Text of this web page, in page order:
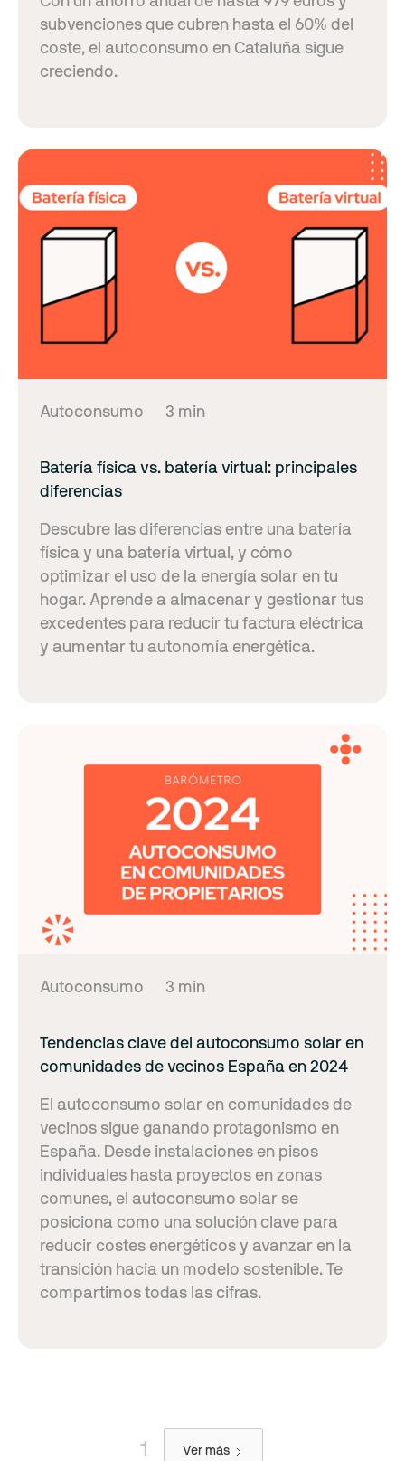
subvenciones que cubren hasta el 60% del
coste, el autoconsumo en Cataluña sigue
creciendo.
Autoconsumo 3 min
Batería física vs. batería virtual: principales
diferencias
Descubre las diferencias entre una batería
física y una batería virtual, y cómo
optimizar el uso de la energía solar en tu
hogar. Aprende a almacenar y gestionar tus
excedentes para reducir tu factura eléctrica
y aumentar tu autonomía energética.
Autoconsumo 3 min
Tendencias clave del autoconsumo solar en
comunidades de vecinos España en 2024
El autoconsumo solar en comunidades de
vecinos sigue ganando protagonismo en
España. Desde instalaciones en pisos
individuales hasta proyectos en zonas
comunes, el autoconsumo solar se
posiciona como una solución clave para
reducir costes energéticos y avanzar en la
transición hacia un modelo sostenible. Te
compartimos todas las cifras.
1 Ver más